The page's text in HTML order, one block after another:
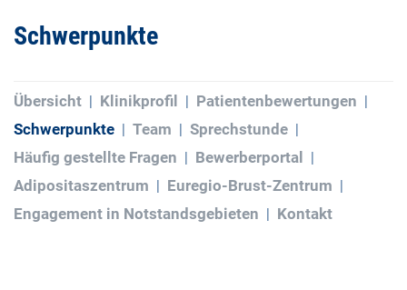
Schwerpunkte
Übersicht Klinikprofil
Patientenbewertungen
Schwerpunkte
Team
Sprechstunde
Häufig gestellte Fragen
Bewerberportal
Adipositaszentrum
Euregio-Brust-Zentrum
Engagement in Notstandsgebieten
Kontakt